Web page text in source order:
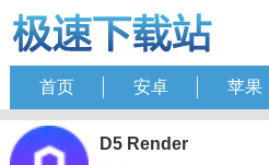
首页 安卓 苹果
D5 Render